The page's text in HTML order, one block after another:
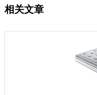
相关文章